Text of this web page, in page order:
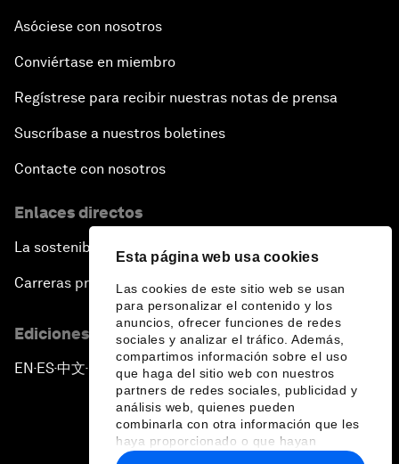
Esta página web usa cookies
Las cookies de este sitio web se usan
para personalizar el contenido y los
anuncios, ofrecer funciones de redes
sociales y analizar el tráfico. Además,
compartimos información sobre el uso
que haga del sitio web con nuestros
partners de redes sociales, publicidad y
análisis web, quienes pueden
combinarla con otra información que les
haya proporcionado o que hayan
recopilado a partir del uso que haya
Asóciese con nosotros
Conviértase en miembro
Regístrese para recibir nuestras notas de prensa
Suscríbase a nuestros boletines
Contacte con nosotros
Enlaces directos
La sostenibilidad en el Foro
Carreras profesionales
Ediciones en otros idiomas
EN ▪ES▪中文▪ 日本語